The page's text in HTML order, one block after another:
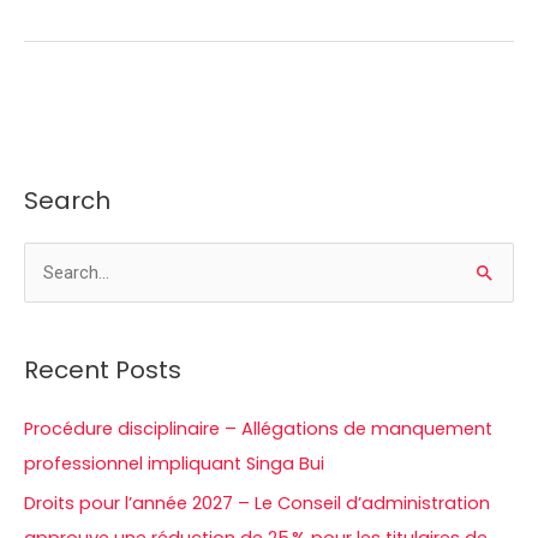
Search
h
Recent Posts
Procédure disciplinaire – Allégations de manquement
professionnel impliquant Singa Bui
Droits pour l’année 2027 – Le Conseil d’administration